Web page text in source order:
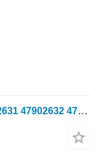
CNH STX Quadtrac 47826945 47902631 47902632 47902634 47829015 846069 84606976 Gummikette für Case IH STX Quadtrac 375, 385, 400, 440, 450, 460, 470, 480, 485, 500, 525, 530, 535, 540, 550, 555, 580, 595, 600, 620, 645, 715, 9370, 9380 Raupentraktor